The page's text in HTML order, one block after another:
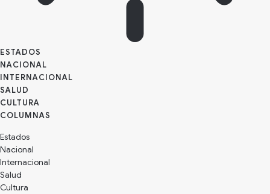
ESTADOS
NACIONAL
INTERNACIONAL
SALUD
CULTURA
Estados
Nacional
Internacional
Salud
Cultura